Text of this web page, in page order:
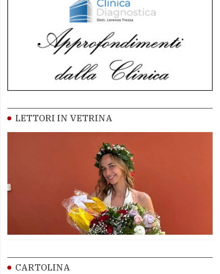
LETTORI IN VETRINA
CARTOLINA